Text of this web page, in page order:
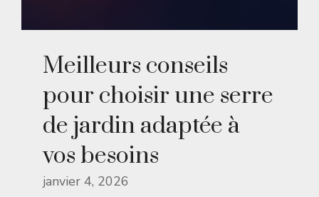
Meilleurs conseils
pour choisir une serre
de jardin adaptée à
vos besoins
janvier 4, 2026